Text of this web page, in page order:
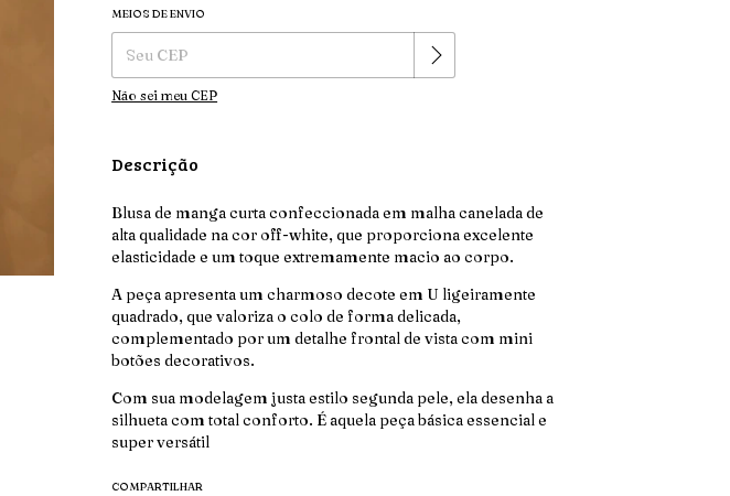
Entregas para o CEP:
MEIOS DE ENVIO
Não sei meu CEP
Descrição
Blusa de manga curta confeccionada em malha canelada de
alta qualidade na cor off-white, que proporciona excelente
elasticidade e um toque extremamente macio ao corpo.
A peça apresenta um charmoso decote em U ligeiramente
quadrado, que valoriza o colo de forma delicada,
complementado por um detalhe frontal de vista com mini
botões decorativos.
Com sua modelagem justa estilo segunda pele, ela desenha a
silhueta com total conforto. É aquela peça básica essencial e
super versátil
COMPARTILHAR